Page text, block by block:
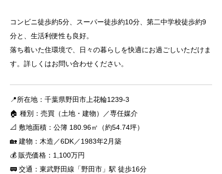
コンビニ徒歩約5分、スーパー徒歩約10分、第二中学校徒歩約9
分と、生活利便性も良好。
落ち着いた住環境で、日々の暮らしを快適にお過ごしいただけま
す。詳しくはお問い合わせください。
📍所在地：千葉県野田市上花輪1239-3
🏠 種別：売買（土地・建物）／専任媒介
📐 敷地面積：公簿 180.96㎡（約54.74坪）
🏡 建物：木造／6DK／1983年2月築
💰 販売価格：1,100万円
🚃 交通：東武野田線「野田市」駅 徒歩16分